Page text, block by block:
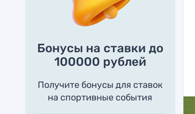
Бонусы на ставки до
100000 рублей
Получите бонусы для ставок
на спортивные события